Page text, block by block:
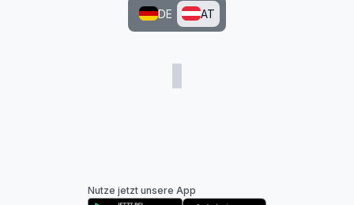
DE AT
Nutze jetzt unsere App